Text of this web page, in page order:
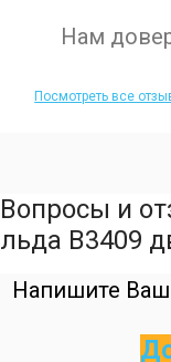
Нам
Посмотреть все
Вопросы и
льда B3409
Напишите